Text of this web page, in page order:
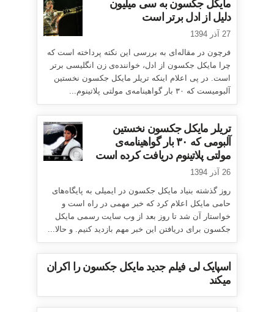
مایکل جکسون به سی میلیون
دلیل از ادل برتر است
27 آذر 1394
فرچون در مقاله‌ای به بررسی این نکته پرداخته است که
چرا مایکل جکسون از ادل، خواننده‌ی زن انگلیسی برتر
است. در پی اعلام اینکه تریلر مایکل جکسون نخستین
آلبومیست که ۳۰ بار گواهینامه‌ی مولتی پلاتینوم...
تریلر مایکل جکسون نخستین
آلبومی که ۳۰ بار گواهینامه‌ی
مولتی پلاتینوم دریافت کرده است
26 آذر 1394
روز گذشته بنیاد مایکل جکسون در ایمیلی به پایگاه‌های
حامی مایکل اعلام کرد که خبر مهمی در راه است و
خواستار آن شد تا روز بعد از وب سایت رسمی مایکل
جکسون برای دریافتن این خبر مهم بازدید کنیم. و حالا...
اسپایک لی فیلم جدید مایکل جکسون را اکران
میکند